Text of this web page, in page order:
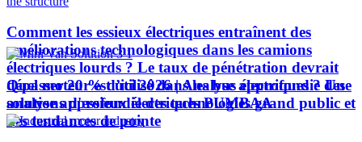
Comment les essieux électriques entraînent des
améliorations technologiques dans les camions
électriques lourds ? Le taux de pénétration devrait
dépasser 20 % d’ici 2026 | Analyse approfondie des
solutions d'essieux électriques PUMBAA
Quel moteur est utilisé dans les bus électriques ? Une
analyse approfondie des technologies grand public et
des tendances de pointe